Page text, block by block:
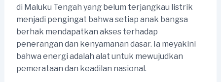
di Maluku Tengah yang belum terjangkau listrik
menjadi pengingat bahwa setiap anak bangsa
berhak mendapatkan akses terhadap
penerangan dan kenyamanan dasar. Ia meyakini
bahwa energi adalah alat untuk mewujudkan
pemerataan dan keadilan nasional.